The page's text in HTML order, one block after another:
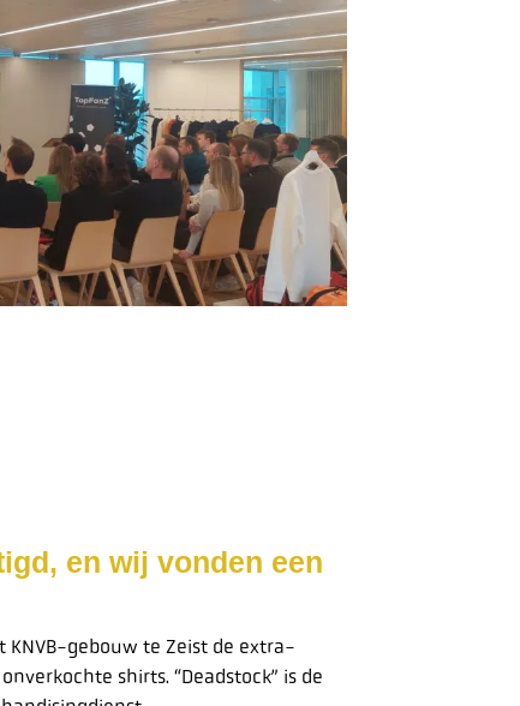
en wij vonden een
gebouw te Zeist de extra-
shirts. “Deadstock” is de